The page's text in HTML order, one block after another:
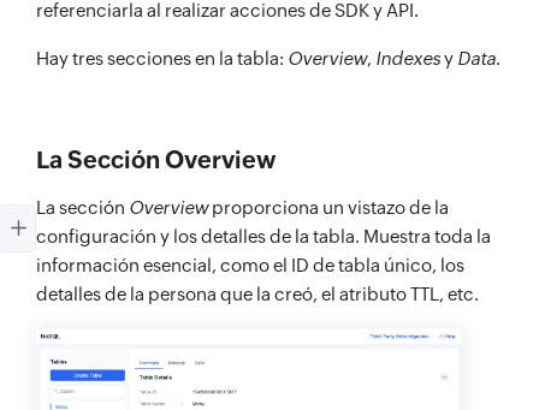
referenciarla al realizar acciones de SDK y API.
Hay tres secciones en la tabla: Overview, Indexesy Data.
La Sección Overview
La sección Overviewproporciona un vistazo de la
configuración y los detalles de la tabla. Muestra toda la
información esencial, como el ID de tabla único, los
detalles de la persona que la creó, el atributo TTL, etc.